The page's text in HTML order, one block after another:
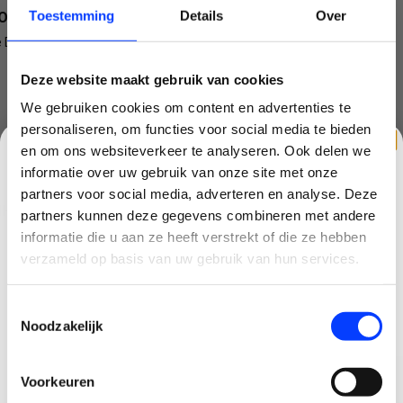
Toestemming Details Over
Deze website maakt gebruik van cookies
We gebruiken cookies om content en advertenties te
personaliseren, om functies voor social media te bieden
en om ons websiteverkeer te analyseren. Ook delen we
informatie over uw gebruik van onze site met onze
partners voor social media, adverteren en analyse. Deze
partners kunnen deze gegevens combineren met andere
informatie die u aan ze heeft verstrekt of die ze hebben
verzameld op basis van uw gebruik van hun services.
Noodzakelijk
Voorkeuren
WIE IS DE DJI LITO X1 GESCHIKT?
DJI Lito X1 is ideaal voor:
Beginnende dronepiloten
Content creators
Vakantiegangers
Vastgoedfotografie
Social media content
Gebruikers die zonder smartphone willen vliegen
VAN DE VERPAKKING
DJI Lito X1
DJI RC331 Smart Controller
3 Intelligent Flight Batteries
Charging Hub
Reservepropellers
Handleidingen en documentatie
CLAIM KORTING OP JE EERSTE
BESTELLING!